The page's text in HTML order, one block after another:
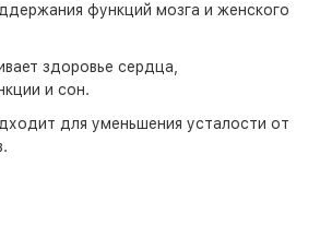
функций мозга и женского
здоровье сердца,
и сон.
для уменьшения усталости от